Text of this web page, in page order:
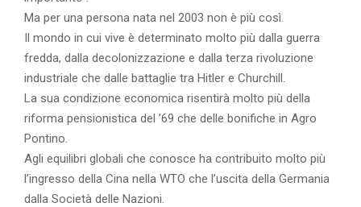
Ma per una persona nata nel 2003 non è più così.
Il mondo in cui vive è determinato molto più dalla guerra
fredda, dalla decolonizzazione e dalla terza rivoluzione
industriale che dalle battaglie tra Hitler e Churchill.
La sua condizione economica risentirà molto più della
riforma pensionistica del ’69 che delle bonifiche in Agro
Pontino.
Agli equilibri globali che conosce ha contribuito molto più
l’ingresso della Cina nella WTO che l’uscita della Germania
dalla Società delle Nazioni.